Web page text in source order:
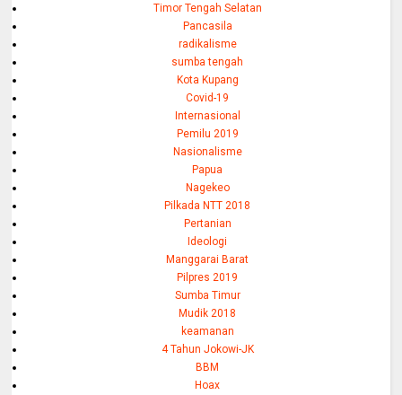
Timor Tengah Selatan
Pancasila
radikalisme
sumba tengah
Kota Kupang
Covid-19
Internasional
Pemilu 2019
Nasionalisme
Papua
Nagekeo
Pilkada NTT 2018
Pertanian
Ideologi
Manggarai Barat
Pilpres 2019
Sumba Timur
Mudik 2018
keamanan
4 Tahun Jokowi-JK
BBM
Hoax